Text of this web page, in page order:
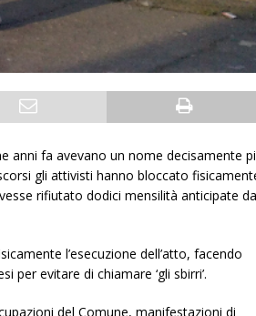
anni fa avevano un nome decisamente
gli attivisti hanno bloccato
rifiutato dodici mensilità anticipate
l’esecuzione dell’atto, facendo
evitare di chiamare ‘gli sbirri’.
del Comune, manifestazioni di